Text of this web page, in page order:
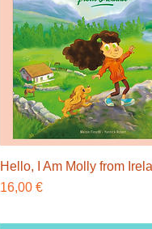
Hello, I Am Molly from
Prix
16,00 €